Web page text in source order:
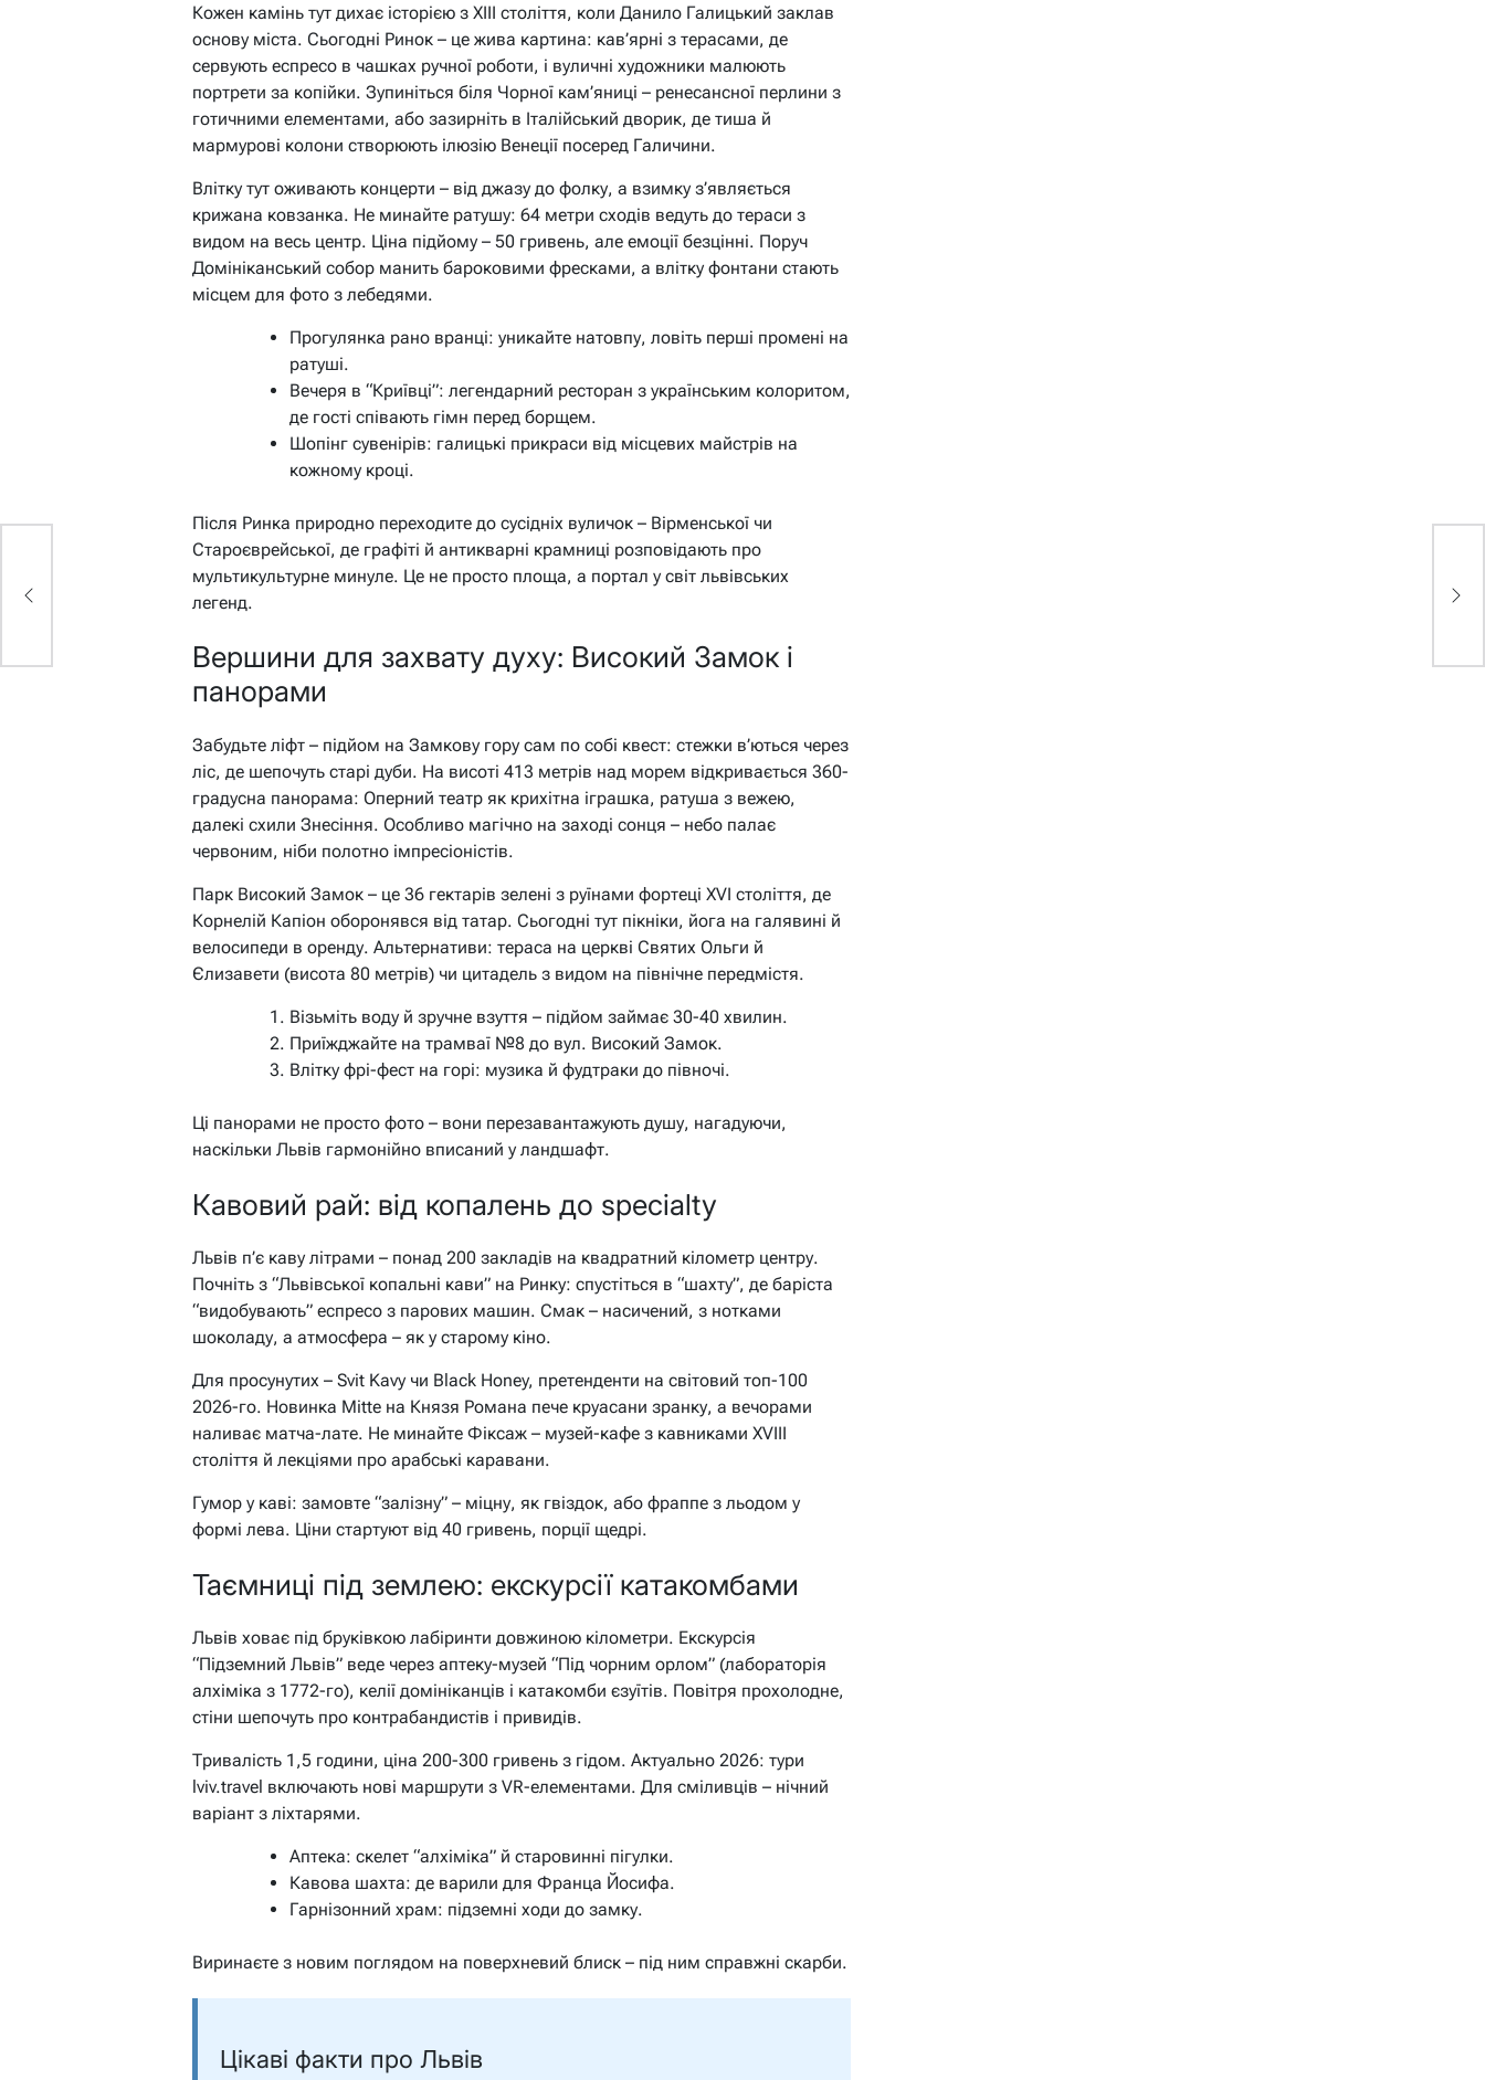
Кожен камінь тут дихає історією з XIII століття, коли Данило Галицький заклав
основу міста. Сьогодні Ринок – це жива картина: кав’ярні з терасами, де
сервують еспресо в чашках ручної роботи, і вуличні художники малюють
портрети за копійки. Зупиніться біля Чорної кам’яниці – ренесансної перлини з
готичними елементами, або зазирніть в Італійський дворик, де тиша й
мармурові колони створюють ілюзію Венеції посеред Галичини.
Влітку тут оживають концерти – від джазу до фолку, а взимку з’являється
крижана ковзанка. Не минайте ратушу: 64 метри сходів ведуть до тераси з
видом на весь центр. Ціна підйому – 50 гривень, але емоції безцінні. Поруч
Домініканський собор манить бароковими фресками, а влітку фонтани стають
місцем для фото з лебедями.
Прогулянка рано вранці: уникайте натовпу, ловіть перші промені на
ратуші.
Вечеря в “Криївці”: легендарний ресторан з українським колоритом,
де гості співають гімн перед борщем.
Шопінг сувенірів: галицькі прикраси від місцевих майстрів на
кожному кроці.
Після Ринка природно переходите до сусідніх вуличок – Вірменської чи
Староєврейської, де графіті й антикварні крамниці розповідають про
мультикультурне минуле. Це не просто площа, а портал у світ львівських
легенд.
Вершини для захвату духу: Високий Замок і
панорами
Забудьте ліфт – підйом на Замкову гору сам по собі квест: стежки в’ються через
ліс, де шепочуть старі дуби. На висоті 413 метрів над морем відкривається 360-
градусна панорама: Оперний театр як крихітна іграшка, ратуша з вежею,
далекі схили Знесіння. Особливо магічно на заході сонця – небо палає
червоним, ніби полотно імпресіоністів.
Парк Високий Замок – це 36 гектарів зелені з руїнами фортеці XVI століття, де
Корнелій Капіон оборонявся від татар. Сьогодні тут пікніки, йога на галявині й
велосипеди в оренду. Альтернативи: тераса на церкві Святих Ольги й
Єлизавети (висота 80 метрів) чи цитадель з видом на північне передмістя.
Візьміть воду й зручне взуття – підйом займає 30-40 хвилин.
Приїжджайте на трамваї №8 до вул. Високий Замок.
Влітку фрі-фест на горі: музика й фудтраки до півночі.
Ці панорами не просто фото – вони перезавантажують душу, нагадуючи,
наскільки Львів гармонійно вписаний у ландшафт.
Кавовий рай: від копалень до specialty
Львів п’є каву літрами – понад 200 закладів на квадратний кілометр центру.
Почніть з “Львівської копальні кави” на Ринку: спустіться в “шахту”, де баріста
“видобувають” еспресо з парових машин. Смак – насичений, з нотками
шоколаду, а атмосфера – як у старому кіно.
Для просунутих – Svit Kavy чи Black Honey, претенденти на світовий топ-100
2026-го. Новинка Mitte на Князя Романа пече круасани зранку, а вечорами
наливає матча-лате. Не минайте Фіксаж – музей-кафе з кавниками XVIII
століття й лекціями про арабські каравани.
Гумор у каві: замовте “залізну” – міцну, як гвіздок, або фраппе з льодом у
формі лева. Ціни стартуют від 40 гривень, порції щедрі.
Таємниці під землею: екскурсії катакомбами
Львів ховає під бруківкою лабіринти довжиною кілометри. Екскурсія
“Підземний Львів” веде через аптеку-музей “Під чорним орлом” (лабораторія
алхіміка з 1772-го), келії домініканців і катакомби єзуїтів. Повітря прохолодне,
стіни шепочуть про контрабандистів і привидів.
Тривалість 1,5 години, ціна 200-300 гривень з гідом. Актуально 2026: тури
lviv.travel включають нові маршрути з VR-елементами. Для сміливців – нічний
варіант з ліхтарями.
Аптека: скелет “алхіміка” й старовинні пігулки.
Кавова шахта: де варили для Франца Йосифа.
Гарнізонний храм: підземні ходи до замку.
Виринаєте з новим поглядом на поверхневий блиск – під ним справжні скарби.
Цікаві факти про Львів